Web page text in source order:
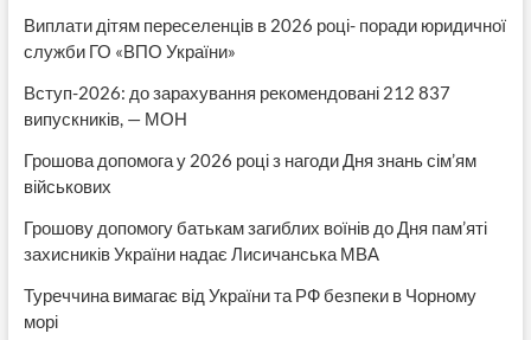
Виплати дітям переселенців в 2026 році- поради юридичної
служби ГО «ВПО України»
Вступ-2026: до зарахування рекомендовані 212 837
випускників, — МОН
Грошова допомога у 2026 році з нагоди Дня знань сім’ям
військових
Грошову допомогу батькам загиблих воїнів до Дня пам’яті
захисників України надає Лисичанська МВА
Туреччина вимагає від України та РФ безпеки в Чорному
морі